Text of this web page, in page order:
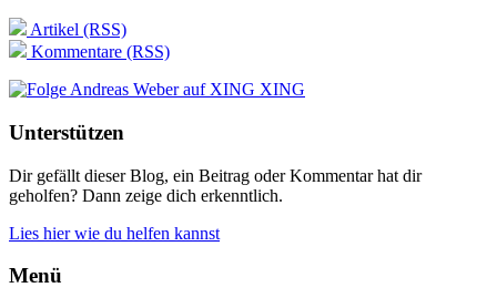
Artikel (RSS)
Kommentare (RSS)
XING
Unterstützen
Dir gefällt dieser Blog, ein Beitrag oder Kommentar hat dir
geholfen? Dann zeige dich erkenntlich.
Lies hier wie du helfen kannst
Menü